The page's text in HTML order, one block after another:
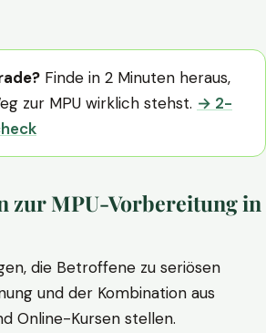
Finde in 2 Minuten heraus,
zur MPU wirklich stehst. → 2-
zur MPU-Vorbereitung in
die Betroffene zu seriösen
und der Kombination aus
Online-Kursen stellen.